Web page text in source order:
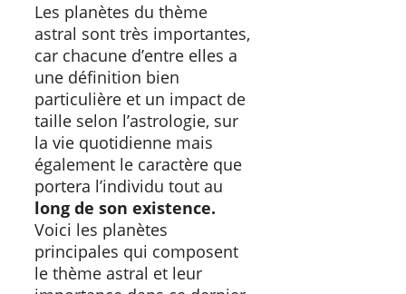
Les planètes du thème
astral sont très importantes,
car chacune d’entre elles a
une définition bien
particulière et un impact de
taille selon l’astrologie, sur
la vie quotidienne mais
également le caractère que
portera l’individu tout au
long de son existence.
Voici les planètes
principales qui composent
le thème astral et leur